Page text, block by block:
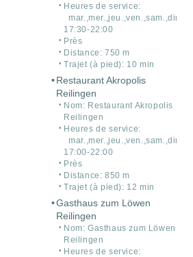
Heures de service:
mar.,mer.,jeu.,ven.,sam.,dim.
17:30-22:00
Près
Distance: 750 m
Trajet (à pied): 10 min
Restaurant Akropolis
Reilingen
Nom: Restaurant Akropolis
Reilingen
Heures de service:
mar.,mer.,jeu.,ven.,sam.,dim.
17:00-22:00
Près
Distance: 850 m
Trajet (à pied): 12 min
Gasthaus zum Löwen
Reilingen
Nom: Gasthaus zum Löwen
Reilingen
Heures de service: